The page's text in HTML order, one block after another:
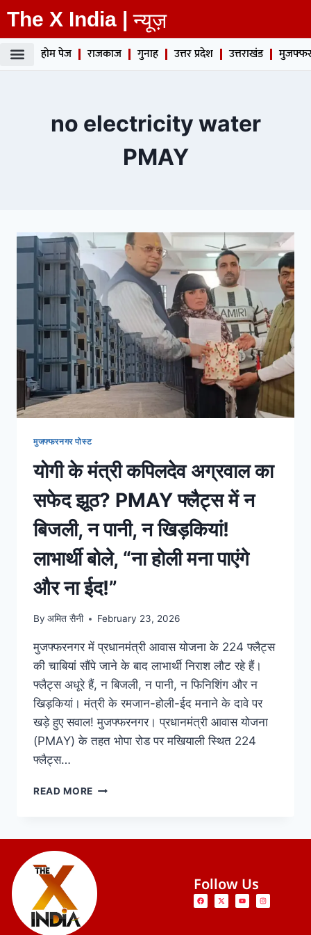
The X India | न्यूज़
होम पेज राजकाज गुनाह उत्तर प्रदेश उत्तराखंड
no electricity water
PMAY
मुजफ्फरनगर पोस्ट
योगी के मंत्री कपिलदेव अग्रवाल का
सफेद झूठ? PMAY फ्लैट्स में न
बिजली, न पानी, न खिड़कियां!
लाभार्थी बोले, “ना होली मना पाएंगे
और ना ईद!”
By अमित सैनी February 23, 2026
मुजफ्फरनगर में प्रधानमंत्री आवास योजना के 224 फ्लैट्स
की चाबियां सौंपे जाने के बाद लाभार्थी निराश लौट रहे हैं।
फ्लैट्स अधूरे हैं, न बिजली, न पानी, न फिनिशिंग और न
खिड़कियां। मंत्री के रमजान-होली-ईद मनाने के दावे पर
खड़े हुए सवाल! मुजफ्फरनगर। प्रधानमंत्री आवास योजना
(PMAY) के तहत भोपा रोड पर मखियाली स्थित 224
फ्लैट्स…
READ MORE
Follow Us